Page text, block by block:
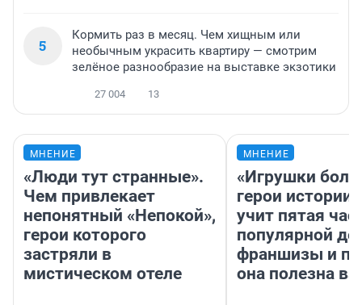
5
Кормить раз в месяц. Чем хищным или
необычным украсить квартиру — смотрим
зелёное разнообразие на выставке экзотики
27 004 13
МНЕНИЕ
«Люди тут странные».
Чем привлекает
непонятный «Непокой»,
герои которого
застряли в
мистическом отеле
МНЕНИЕ
«Игрушки
герои
учит пятая
популярной
франшизы и
она полезна